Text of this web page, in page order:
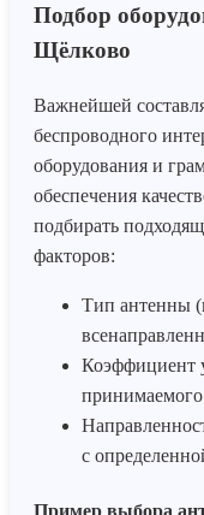
Подбор
Щёлково
Важнейшей
беспроводного
оборудования и
обеспечения
подбирать
факторов:
Тип антенны
Коэффициент
принимаемого
с
Пример выбора